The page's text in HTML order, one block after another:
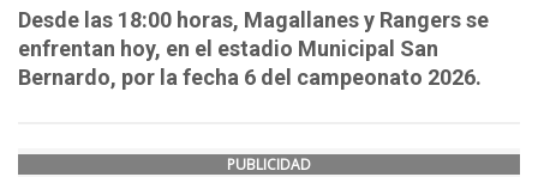
Desde las 18:00 horas, Magallanes y Rangers se
enfrentan hoy, en el estadio Municipal San
Bernardo, por la fecha 6 del campeonato 2026.
PUBLICIDAD